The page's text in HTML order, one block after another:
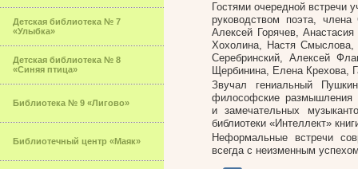
Детская библиотека № 7
«Улыбка»
Детская библиотека № 8
«Синяя птица»
Библиотека № 9 «Лигово»
Библиотечный центр «Маяк»
Гостями очередной встречи
руководством поэта,
Алексей Горячев,
Хохолина, Настя
Серебринский, Алексей
Щербинина, Елена Крехова,
Звучал гениальный
философские размышления
и замечательных
библиотеки «Интеллект»
Неформальные встречи
всегда с неизменным